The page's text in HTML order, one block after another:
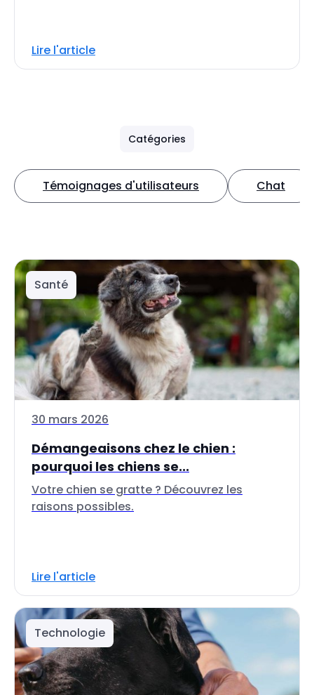
Lire l'article
Catégories
Témoignages d'utilisateurs Chat
Santé
30 mars 2026
Démangeaisons chez le chien :
pourquoi les chiens se...
Votre chien se gratte ? Découvrez les
raisons possibles.
Lire l'article
Technologie